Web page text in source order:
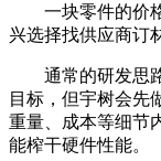
一块零件的价格
兴选择找供应商订
通常的研发思路
目标，但宇树会先
重量、成本等细节
能榨干硬件性能。